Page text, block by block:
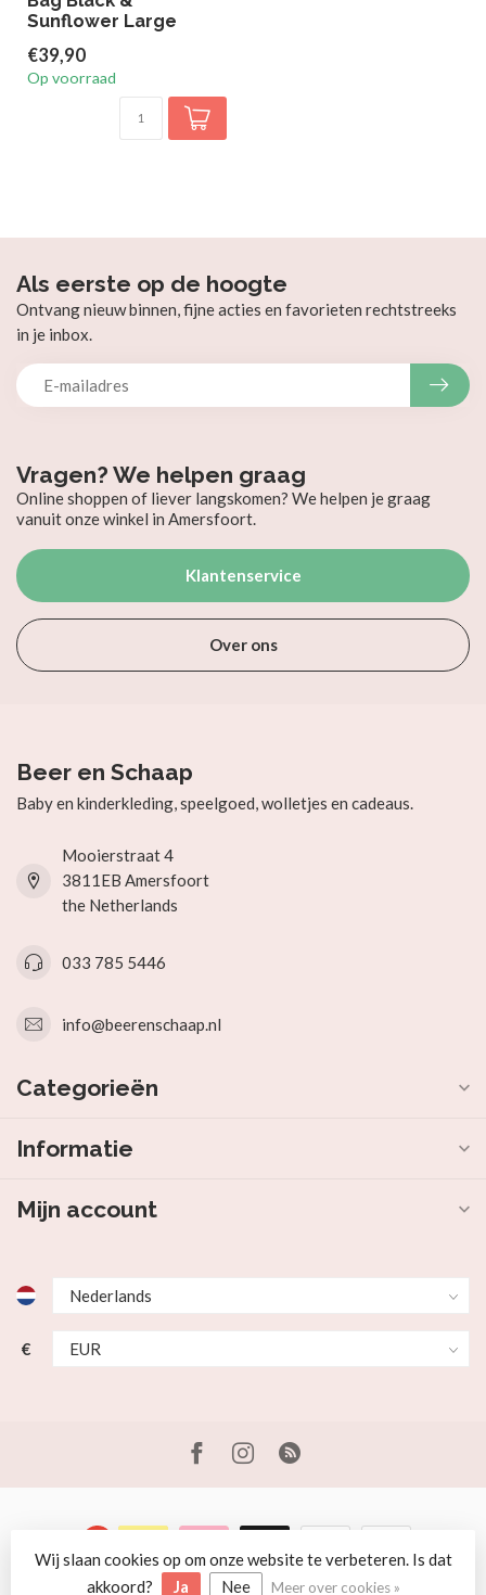
Sunflower Large
€39,90
Op voorraad
Vragen? We helpen graag
Online shoppen of liever langskomen? We helpen je graag
vanuit onze winkel in Amersfoort.
Klantenservice
Over ons
Als eerste op de hoogte
Ontvang nieuw binnen, fijne acties en favorieten rechtstreeks
in je inbox.
Beer en Schaap
Baby en kinderkleding, speelgoed, wolletjes en cadeaus.
Mooierstraat 4
3811EB Amersfoort
the Netherlands
033 785 5446
info@beerenschaap.nl
Categorieën
Informatie
Mijn account
€
© Copyright 2026 Beer en Schaap
Wij slaan cookies op om onze website te verbeteren. Is dat
akkoord?
Ja Nee Meer over cookies »